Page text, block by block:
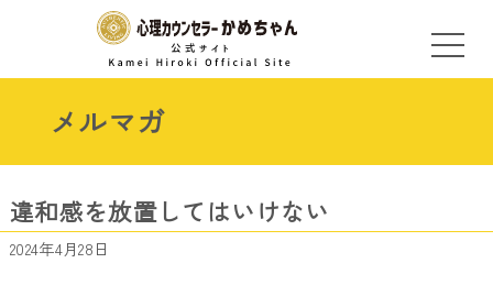
メルマガ
違和感を放置してはいけない
2024年4月28日